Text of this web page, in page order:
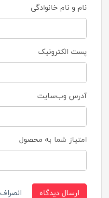
نام و نام خانوادگی
پست الکترونیک
آدرس وب‌سایت
امتیاز شما به محصول
ارسال دیدگاه انصراف